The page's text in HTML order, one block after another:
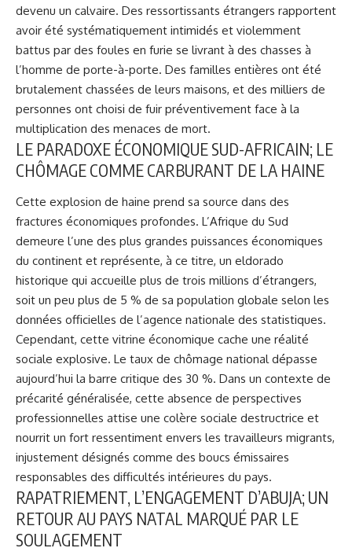
devenu un calvaire. Des ressortissants étrangers rapportent
avoir été systématiquement intimidés et violemment
battus par des foules en furie se livrant à des chasses à
l’homme de porte-à-porte. Des familles entières ont été
brutalement chassées de leurs maisons, et des milliers de
personnes ont choisi de fuir préventivement face à la
multiplication des menaces de mort.
LE PARADOXE ÉCONOMIQUE SUD-AFRICAIN; LE
CHÔMAGE COMME CARBURANT DE LA HAINE
Cette explosion de haine prend sa source dans des
fractures économiques profondes. L’Afrique du Sud
demeure l’une des plus grandes puissances économiques
du continent et représente, à ce titre, un eldorado
historique qui accueille plus de trois millions d’étrangers,
soit un peu plus de 5 % de sa population globale selon les
données officielles de l’agence nationale des statistiques.
Cependant, cette vitrine économique cache une réalité
sociale explosive. Le taux de chômage national dépasse
aujourd’hui la barre critique des 30 %. Dans un contexte de
précarité généralisée, cette absence de perspectives
professionnelles attise une colère sociale destructrice et
nourrit un fort ressentiment envers les travailleurs migrants,
injustement désignés comme des boucs émissaires
responsables des difficultés intérieures du pays.
RAPATRIEMENT, L’ENGAGEMENT D’ABUJA; UN
RETOUR AU PAYS NATAL MARQUÉ PAR LE
SOULAGEMENT